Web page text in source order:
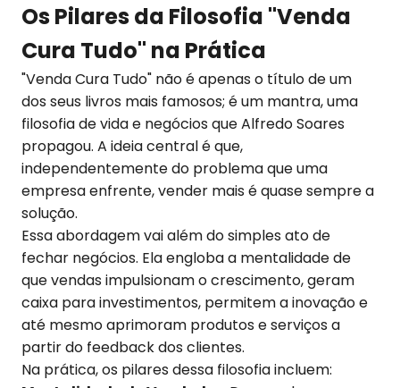
Os Pilares da Filosofia "Venda
Cura Tudo" na Prática
"Venda Cura Tudo" não é apenas o título de um
dos seus livros mais famosos; é um mantra, uma
filosofia de vida e negócios que Alfredo Soares
propagou. A ideia central é que,
independentemente do problema que uma
empresa enfrente, vender mais é quase sempre a
solução.
Essa abordagem vai além do simples ato de
fechar negócios. Ela engloba a mentalidade de
que vendas impulsionam o crescimento, geram
caixa para investimentos, permitem a inovação e
até mesmo aprimoram produtos e serviços a
partir do feedback dos clientes.
Na prática, os pilares dessa filosofia incluem: